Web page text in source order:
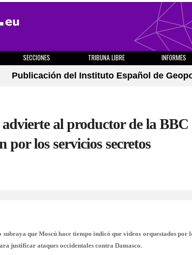
SECCIONES TRIBUNA LIBRE INFORMES
Publicación del Instituto Español de
al productor de la BBC
por los servicios secretos
que Moscú hace tiempo indicó que videos orquestados por
justificar ataques occidentales contra Damasco.